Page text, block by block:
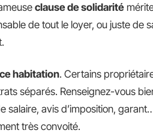
clause de solidarité
de tout le loyer, ou juste de
habitation. Certains
séparés. Renseignez-vous
salaire, avis d’imposition,
très convoité.